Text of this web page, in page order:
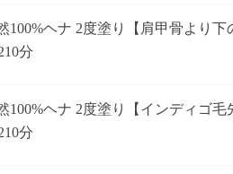
100%ヘナ 2度塗り【肩甲骨より下
分
100%ヘナ 2度塗り【インディゴ毛
分